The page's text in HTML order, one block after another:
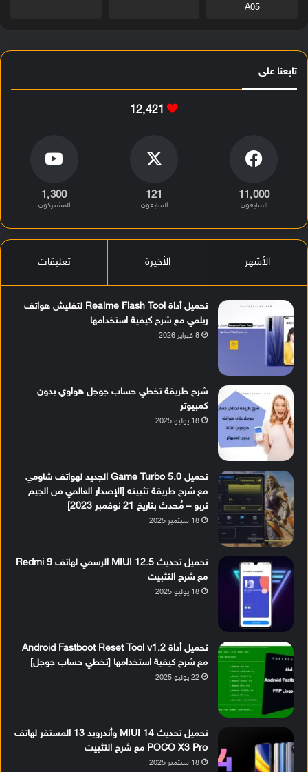
A05
تابعنا على
12٬421
11٬000
المتابعون
121
المتابعون
1٬300
المشتركون
الأشهر الأخيرة تعليقات
تحميل أداة Realme Flash Tool لتفليش هواتف
ريلمي مع شرح كيفية استخدامها
8 فبراير 2026
شرح طريقة تخطي حساب جوجل هواوي بدون
كمبيوتر
18 يوليو 2025
تحميل Game Turbo 5.0 الجديد لهواتف شاومي
مع شرح طريقة تثبيته [الإصدار العالمي من الجيم
تربو – مُحدث بتاريخ 21 نوفمبر 2023]
18 سبتمبر 2025
تحميل تحديث MIUI 12.5 الرسمي لهاتف Redmi 9
مع شرح التثبيت
18 يوليو 2025
تحميل أداة Android Fastboot Reset Tool v1.2
مع شرح كيفية استخدامها [تخطي حساب جوجل]
22 يوليو 2025
تحميل تحديث MIUI 14 وأندرويد 13 المستقر لهاتف
POCO X3 Pro مع شرح التثبيت
18 سبتمبر 2025